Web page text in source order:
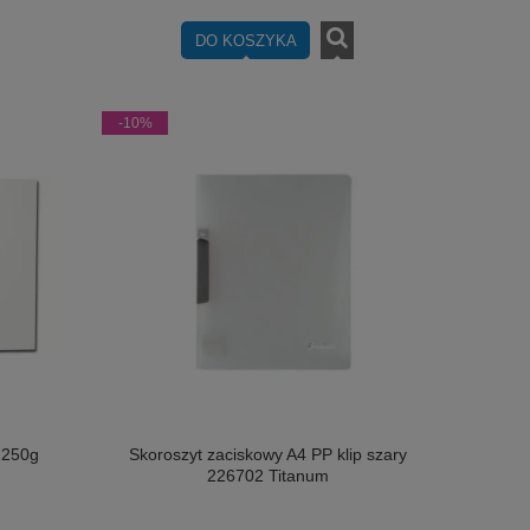
DO KOSZYKA
Skoroszyt zaciskowy A4 PP klip szary
226702 Titanum
-10%